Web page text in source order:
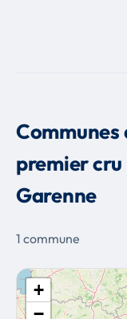
premier cru
Garenne
1 commune
+
−